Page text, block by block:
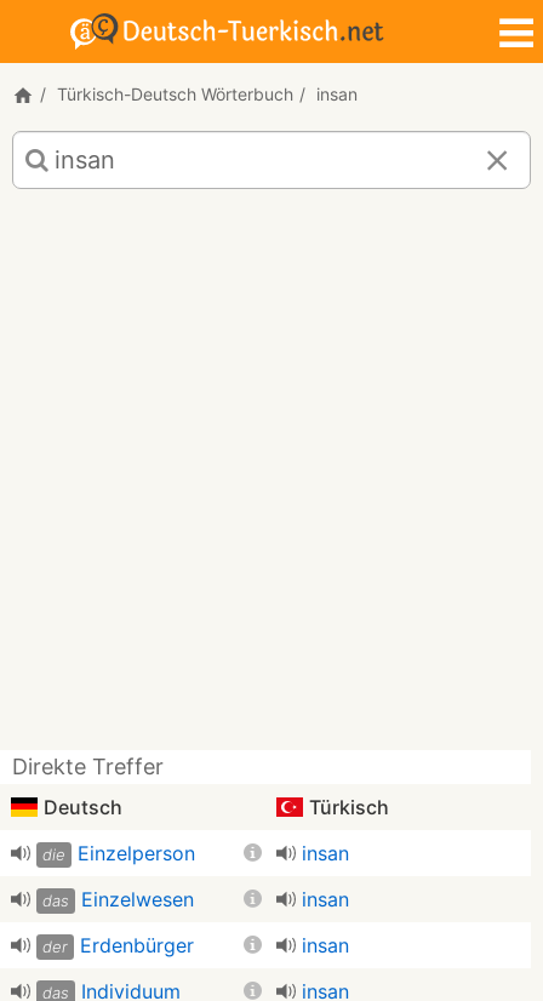
Türkisch-Deutsch Wörterbuch insan
Türkisch-
Deutsch
Übersetzung
Direkte Treffer
Deutsch Türkisch
die Einzelperson insan
das Einzelwesen insan
der Erdenbürger insan
das Individuum
insan